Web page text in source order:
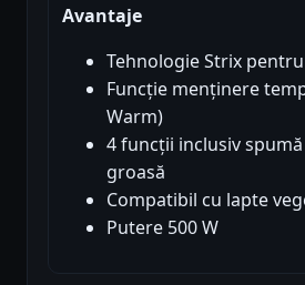
Avantaje
Tehnologie Strix
Funcție menținere
Warm)
4 funcții inclusiv
groasă
Compatibil cu lapte
Putere 500 W